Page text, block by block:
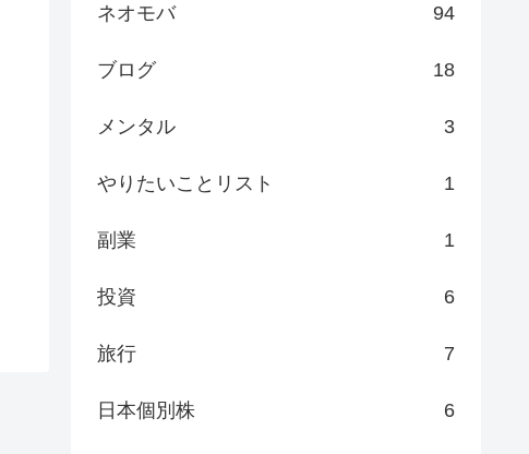
ネオモバ 94
ブログ 18
メンタル 3
やりたいことリスト 1
副業 1
投資 6
旅行 7
日本個別株 6